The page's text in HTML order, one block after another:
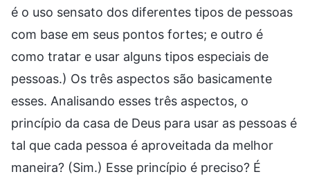
é o uso sensato dos diferentes tipos de pessoas
com base em seus pontos fortes; e outro é
como tratar e usar alguns tipos especiais de
pessoas.) Os três aspectos são basicamente
esses. Analisando esses três aspectos, o
princípio da casa de Deus para usar as pessoas é
tal que cada pessoa é aproveitada da melhor
maneira? (Sim.) Esse princípio é preciso? É